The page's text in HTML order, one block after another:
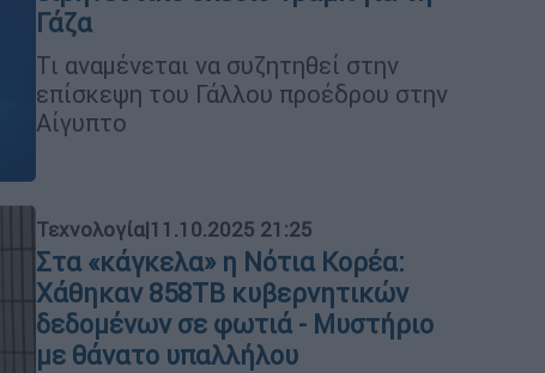
Γάζα
Τι αναμένεται να συζητηθεί στην
επίσκεψη του Γάλλου προέδρου στην
Αίγυπτο
Τεχνολογία|11.10.2025 21:25
Στα «κάγκελα» η Νότια Κορέα:
Χάθηκαν 858TB κυβερνητικών
δεδομένων σε φωτιά - Μυστήριο
με θάνατο υπαλλήλου